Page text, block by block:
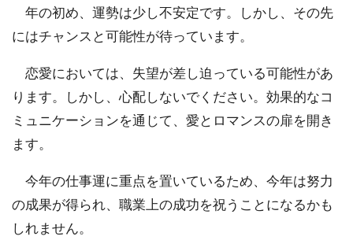
年の初め、運勢は少し不安定です。しかし、その先
にはチャンスと可能性が待っています。
恋愛においては、失望が差し迫っている可能性があ
ります。しかし、心配しないでください。効果的なコ
ミュニケーションを通じて、愛とロマンスの扉を開き
ます。
今年の仕事運に重点を置いているため、今年は努力
の成果が得られ、職業上の成功を祝うことになるかも
しれません。